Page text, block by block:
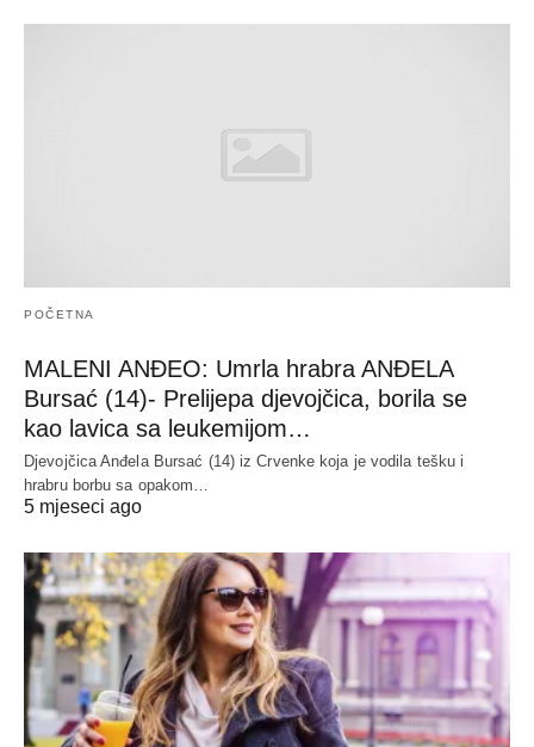
POČETNA
MALENI ANĐEO: Umrla hrabra ANĐELA
Bursać (14)- Prelijepa djevojčica, borila se
kao lavica sa leukemijom…
Djevojčica Anđela Bursać (14) iz Crvenke koja je vodila tešku i
hrabru borbu sa opakom…
5 mjeseci ago